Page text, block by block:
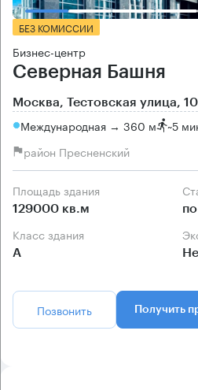
БЕЗ КОМИССИИ
Бизнес-центр
Северная Башня
Москва, Тестовская улица, 10
Международная → 360 м ~5
район Пресненский
Площадь здания
129000 кв.м
Класс здания
А
Позвонить Получить